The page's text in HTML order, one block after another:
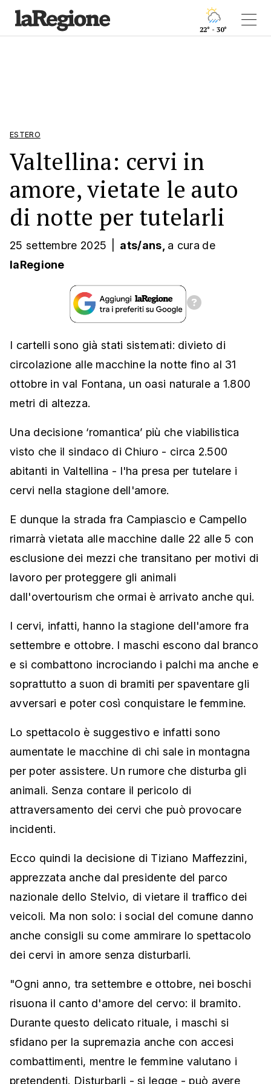
22° - 30°
ESTERO
Valtellina: cervi in
amore, vietate le auto
di notte per tutelarli
25 settembre 2025 ats/ans, a cura de
laRegione
I cartelli sono già stati sistemati: divieto di
circolazione alle macchine la notte fino al 31
ottobre in val Fontana, un oasi naturale a 1.800
metri di altezza.
Una decisione ‘romantica’ più che viabilistica
visto che il sindaco di Chiuro - circa 2.500
abitanti in Valtellina - l'ha presa per tutelare i
cervi nella stagione dell'amore.
E dunque la strada fra Campiascio e Campello
rimarrà vietata alle macchine dalle 22 alle 5 con
esclusione dei mezzi che transitano per motivi di
lavoro per proteggere gli animali
dall'overtourism che ormai è arrivato anche qui.
I cervi, infatti, hanno la stagione dell'amore fra
settembre e ottobre. I maschi escono dal branco
e si combattono incrociando i palchi ma anche e
soprattutto a suon di bramiti per spaventare gli
avversari e poter così conquistare le femmine.
Lo spettacolo è suggestivo e infatti sono
aumentate le macchine di chi sale in montagna
per poter assistere. Un rumore che disturba gli
animali. Senza contare il pericolo di
attraversamento dei cervi che può provocare
incidenti.
Ecco quindi la decisione di Tiziano Maffezzini,
apprezzata anche dal presidente del parco
nazionale dello Stelvio, di vietare il traffico dei
veicoli. Ma non solo: i social del comune danno
anche consigli su come ammirare lo spettacolo
dei cervi in amore senza disturbarli.
"Ogni anno, tra settembre e ottobre, nei boschi
risuona il canto d'amore del cervo: il bramito.
Durante questo delicato rituale, i maschi si
sfidano per la supremazia anche con accesi
combattimenti, mentre le femmine valutano i
pretendenti. Disturbarli - si legge - può avere